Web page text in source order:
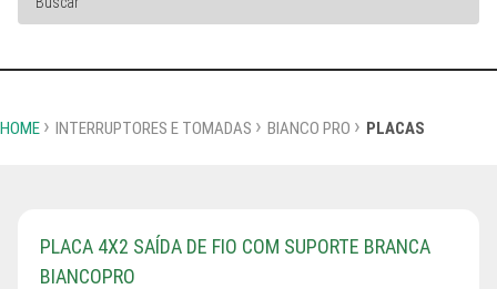
HOME INTERRUPTORES E TOMADAS BIANCO PRO PLACAS
PLACA 4X2 SAÍDA DE FIO COM SUPORTE BRANCA
BIANCOPRO